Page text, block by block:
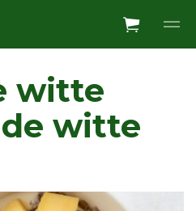
naar de inhoud
witte
witte